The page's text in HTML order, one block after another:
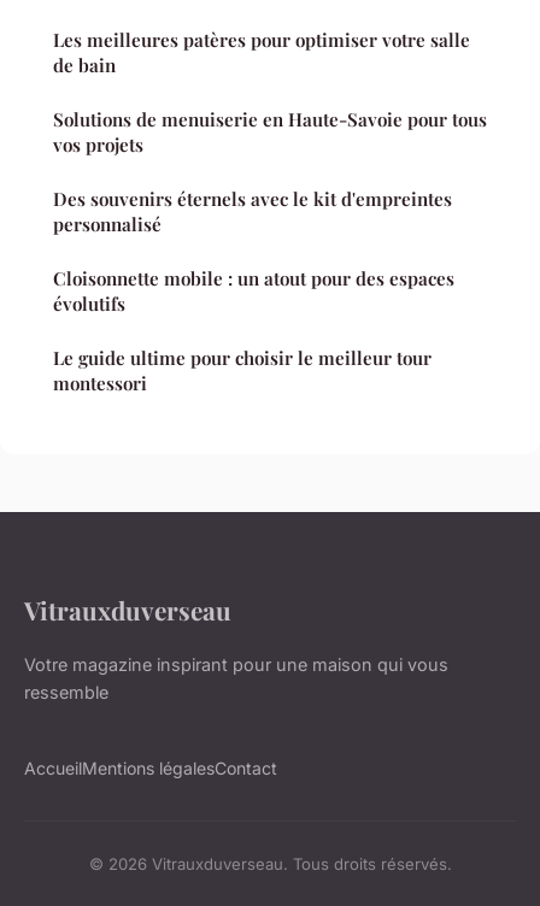
Les meilleures patères pour optimiser votre salle
de bain
Solutions de menuiserie en Haute-Savoie pour tous
vos projets
Des souvenirs éternels avec le kit d'empreintes
personnalisé
Cloisonnette mobile : un atout pour des espaces
évolutifs
Le guide ultime pour choisir le meilleur tour
montessori
Vitrauxduverseau
Votre magazine inspirant pour une maison qui vous
ressemble
AccueilMentions légalesContact
© 2026 Vitrauxduverseau. Tous droits réservés.